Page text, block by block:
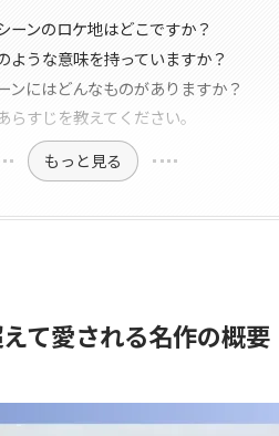
ーンのロケ地はどこですか？
ような意味を持っていますか？
ンにはどんなものがありますか？
すじを教えてください。
もっと見る
て愛される名作の概要